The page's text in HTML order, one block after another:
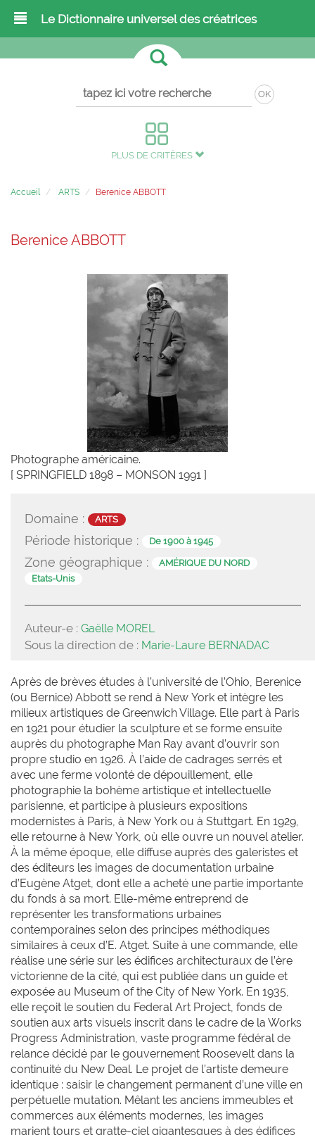
Le Dictionnaire universel des créatrices
OK
PLUS DE CRITÈRES
Accueil ARTS Berenice ABBOTT
Berenice ABBOTT
Photographe américaine.
[ SPRINGFIELD 1898 – MONSON 1991 ]
Domaine : ARTS
Période historique : De 1900 à 1945
Zone géographique :
AMÉRIQUE DU NORD
Etats-Unis
Auteur-e : Gaëlle MOREL
Sous la direction de : Marie-Laure BERNADAC
Après de brèves études à l’université de l’Ohio, Berenice
(ou Bernice) Abbott se rend à New York et intègre les
milieux artistiques de Greenwich Village. Elle part à Paris
en 1921 pour étudier la sculpture et se forme ensuite
auprès du photographe Man Ray avant d’ouvrir son
propre studio en 1926. À l’aide de cadrages serrés et
avec une ferme volonté de dépouillement, elle
photographie la bohème artistique et intellectuelle
parisienne, et participe à plusieurs expositions
modernistes à Paris, à New York ou à Stuttgart. En 1929,
elle retourne à New York, où elle ouvre un nouvel atelier.
À la même époque, elle diffuse auprès des galeristes et
des éditeurs les images de documentation urbaine
d’Eugène Atget, dont elle a acheté une partie importante
du fonds à sa mort. Elle-même entreprend de
représenter les transformations urbaines
contemporaines selon des principes méthodiques
similaires à ceux d’E. Atget. Suite à une commande, elle
réalise une série sur les édifices architecturaux de l’ère
victorienne de la cité, qui est publiée dans un guide et
exposée au Museum of the City of New York. En 1935,
elle reçoit le soutien du Federal Art Project, fonds de
soutien aux arts visuels inscrit dans le cadre de la Works
Progress Administration, vaste programme fédéral de
relance décidé par le gouvernement Roosevelt dans la
continuité du New Deal. Le projet de l’artiste demeure
identique : saisir le changement permanent d’une ville en
perpétuelle mutation. Mêlant les anciens immeubles et
commerces aux éléments modernes, les images
marient tours et gratte-ciel gigantesques à des édifices